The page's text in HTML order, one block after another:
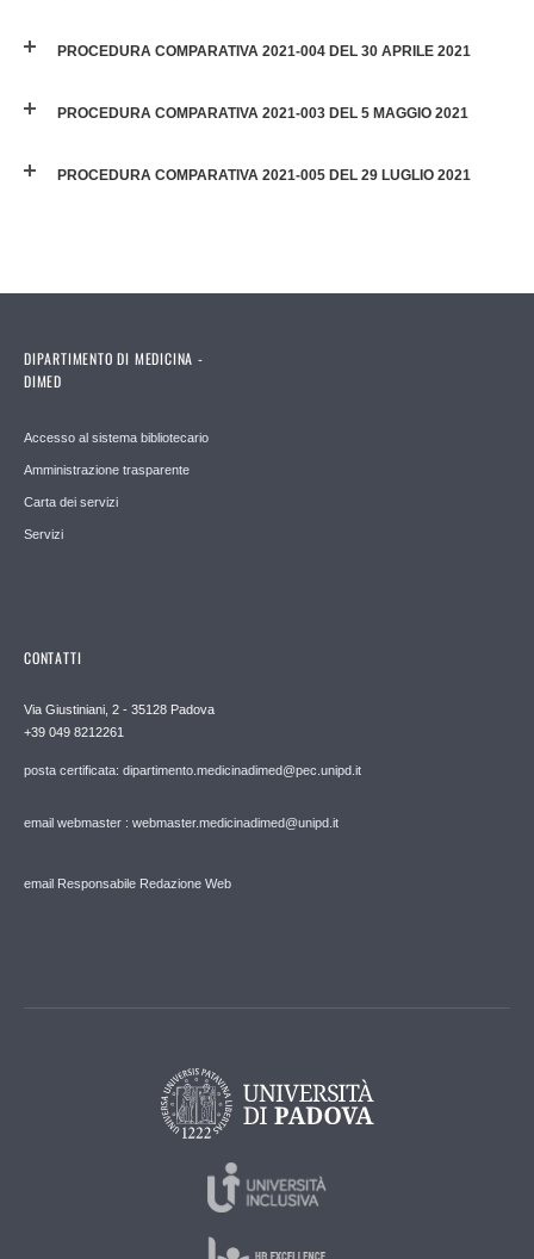
PROCEDURA COMPARATIVA 2021-004 DEL 30 APRILE 2021
PROCEDURA COMPARATIVA 2021-003 DEL 5 MAGGIO 2021
PROCEDURA COMPARATIVA 2021-005 DEL 29 LUGLIO 2021
DIPARTIMENTO DI MEDICINA -
DIMED
Accesso al sistema bibliotecario
Amministrazione trasparente
Carta dei servizi
Servizi
CONTATTI
Via Giustiniani, 2 - 35128 Padova
+39 049 8212261
posta certificata: dipartimento.medicinadimed@pec.unipd.it
email webmaster : webmaster.medicinadimed@unipd.it
email Responsabile Redazione Web